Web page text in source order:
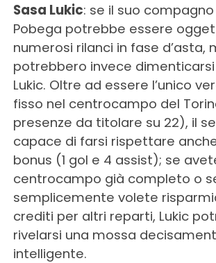
Sasa Lukic: se il suo
Pobega potrebbe essere
numerosi rilanci in fase d’asta,
potrebbero invece dimenticarsi
Lukic. Oltre ad essere l’unico
fisso nel centrocampo del
presenze da titolare su 22), il
capace di farsi rispettare
bonus (1 gol e 4 assist); se
centrocampo già completo o
semplicemente volete
crediti per altri reparti, Lukic
rivelarsi una mossa
intelligente.